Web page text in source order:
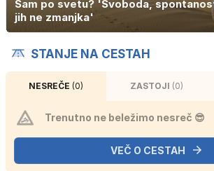
Sam po svetu? 'Svoboda,
jih ne zmanjka'
STANJE NA CESTAH
NESREČE (0) ZASTOJI (0)
Trenutno ne beležimo nesreč 😎
VEČ O CESTAH